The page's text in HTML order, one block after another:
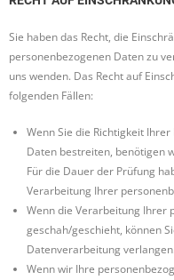
Sie haben das Recht, die
personenbezogenen Daten zu
uns wenden. Das Recht auf
folgenden Fällen:
Wenn Sie die Richtigkeit
Daten bestreiten, benötigen
Für die Dauer der Prüfung
Verarbeitung Ihrer
Wenn die Verarbeitung Ihrer
geschah/geschieht, können
Datenverarbeitung verlangen.
Wenn wir Ihre